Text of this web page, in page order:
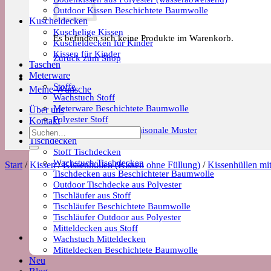
Outdoor Kissen Beschichtete Baumwolle
Kuscheldecken
Kuschelige Kissen
Kuscheldecken für Kinder
Kissen für Kinder
Taschen
Meterware
Stoffe
Wachstuch Stoff
Meterware Beschichtete Baumwolle
Polyester Stoff
Meterware Trends & Saisonale Muster
Tischdecken
Stoff Tischdecken
Wachstuch Tischdecken
Tischdecken aus Beschichteter Baumwolle
Outdoor Tischdecke aus Polyester
Tischläufer aus Stoff
Tischläufer Beschichtete Baumwolle
Tischläufer Outdoor aus Polyester
Mitteldecken aus Stoff
Wachstuch Mitteldecken
Mitteldecken Beschichtete Baumwolle
Neu
Es befinden sich keine Produkte im Warenkorb.
Zurück zum Shop
Meine Wünsche
Über uns
Kontakt
Suchen
nach:
Start / Kissen / Kissenhüllen (Kissen ohne Füllung) / Kissenhüllen